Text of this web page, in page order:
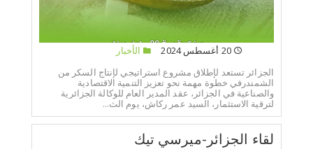
20 أغسطس 2024
الأخبار
الجزائر تستعد لإطلاق مشروع استراتيجي لإنتاج السكر من
الشمندرفي خطوة مهمة نحو تعزيز التنمية الاقتصادية
والصناعية في الجزائر، عقد المدير العام للوكالة الجزائرية
لترقية الاستثمار، السيد عمر ركاش، يوم الث...
لقاء الجزائر-ميرسي تيك